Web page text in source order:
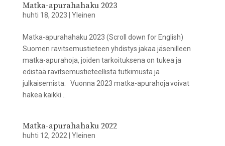
Matka-apurahahaku 2023
huhti 18, 2023 Yleinen
Matka-apurahahaku 2023 (Scroll down for English)
Suomen ravitsemustieteen yhdistys jakaa jäsenilleen
matka-apurahoja, joiden tarkoituksena on tukea ja
edistää ravitsemustieteellistä tutkimusta ja
julkaisemista. Vuonna 2023 matka-apurahoja voivat
hakea kaikki...
Matka-apurahahaku 2022
huhti 12, 2022 Yleinen